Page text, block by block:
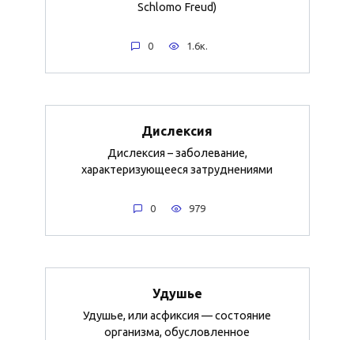
Schlomo Freud)
0 1.6к.
Дислексия
Дислексия – заболевание,
характеризующееся затруднениями
0 979
Удушье
Удушье, или асфиксия — состояние
организма, обусловленное